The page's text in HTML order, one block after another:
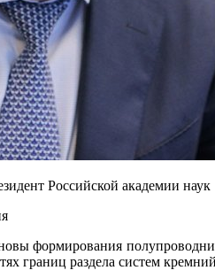
Российской академии наук
формирования
границ раздела систем